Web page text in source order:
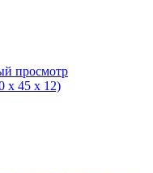
просмотр
х 45 х 12)